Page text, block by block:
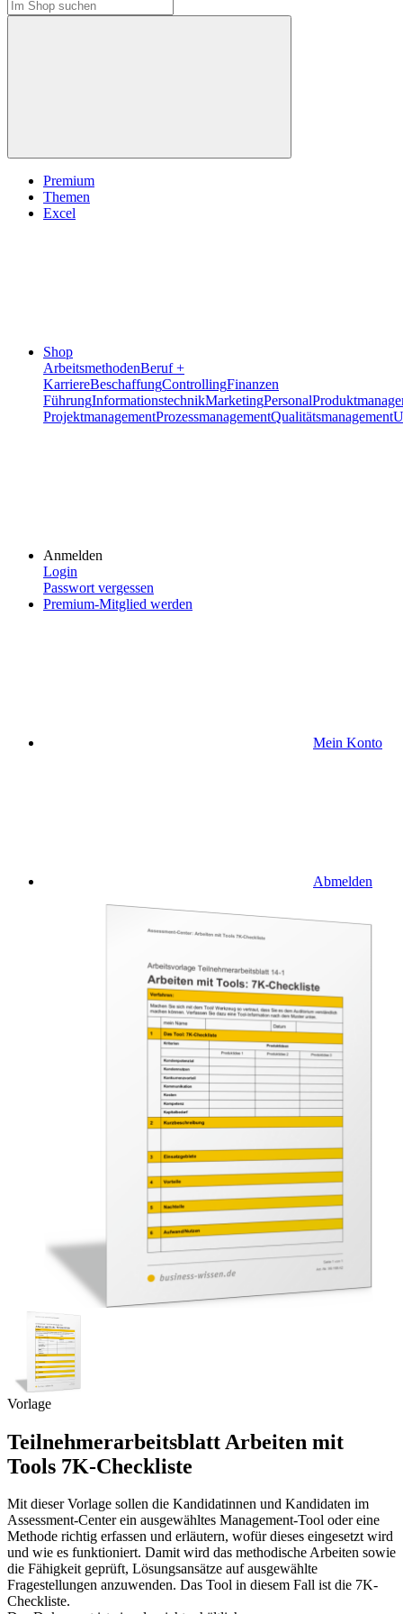
Premium
Themen
Excel
Shop
ArbeitsmethodenBeruf +
KarriereBeschaffungControllingFinanzen
FührungInformationstechnikMarketingPersonal
ProjektmanagementProzessmanagementQualitätsmanagement
Anmelden
Login
Passwort vergessen
Premium-Mitglied werden
Mein Konto
Abmelden
Vorlage
Teilnehmerarbeitsblatt Arbeiten mit
Tools 7K-Checkliste
Mit dieser Vorlage sollen die Kandidatinnen und Kandidaten im
Assessment-Center ein ausgewähltes Management-Tool oder eine
Methode richtig erfassen und erläutern, wofür dieses eingesetzt wird
und wie es funktioniert. Damit wird das methodische Arbeiten sowie
die Fähigkeit geprüft, Lösungsansätze auf ausgewählte
Fragestellungen anzuwenden. Das Tool in diesem Fall ist die 7K-
Checkliste.